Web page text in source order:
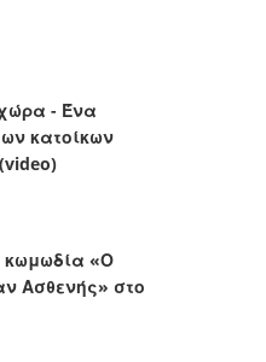
- Ένα
κατοίκων
κωμωδία «Ο
Ασθενής» στο